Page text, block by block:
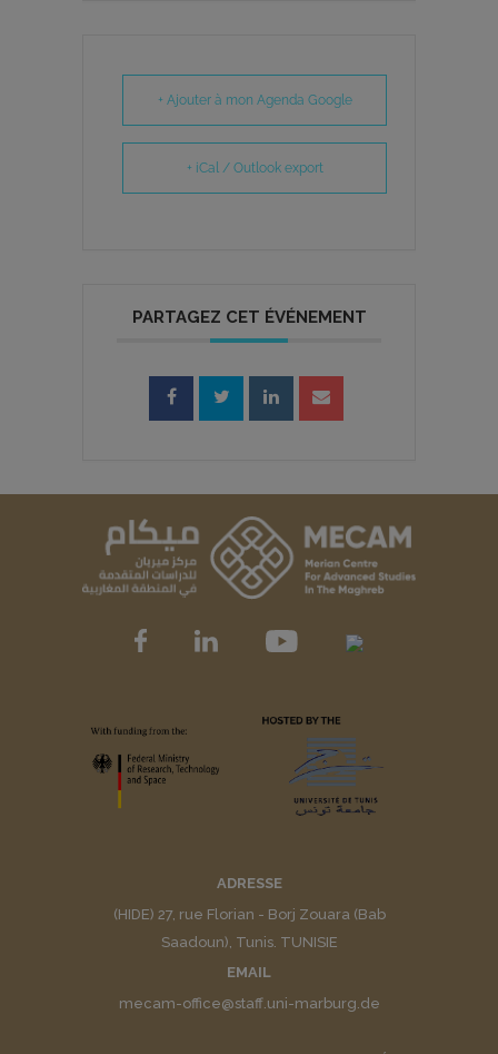
+ Ajouter à mon Agenda Google
+ iCal / Outlook export
PARTAGEZ CET ÉVÉNEMENT
ADRESSE
(HIDE) 27, rue Florian - Borj Zouara (Bab
Saadoun), Tunis. TUNISIE
EMAIL
mecam-office@staff.uni-marburg.de